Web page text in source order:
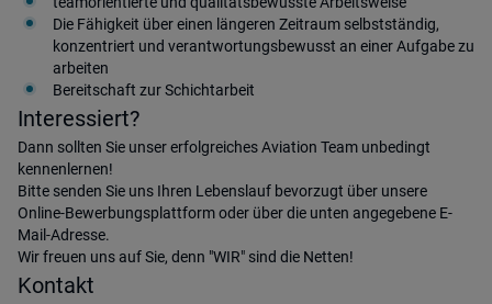
Die Fähigkeit über einen längeren Zeitraum selbstständig,
konzentriert und verantwortungsbewusst an einer Aufgabe zu
arbeiten
Bereitschaft zur Schichtarbeit
Interessiert?
Dann sollten Sie unser erfolgreiches Aviation Team unbedingt
kennenlernen!
Bitte senden Sie uns Ihren Lebenslauf bevorzugt über unsere
Online-Bewerbungsplattform oder über die unten angegebene E-
Mail-Adresse.
Wir freuen uns auf Sie, denn "WIR" sind die Netten!
Kontakt